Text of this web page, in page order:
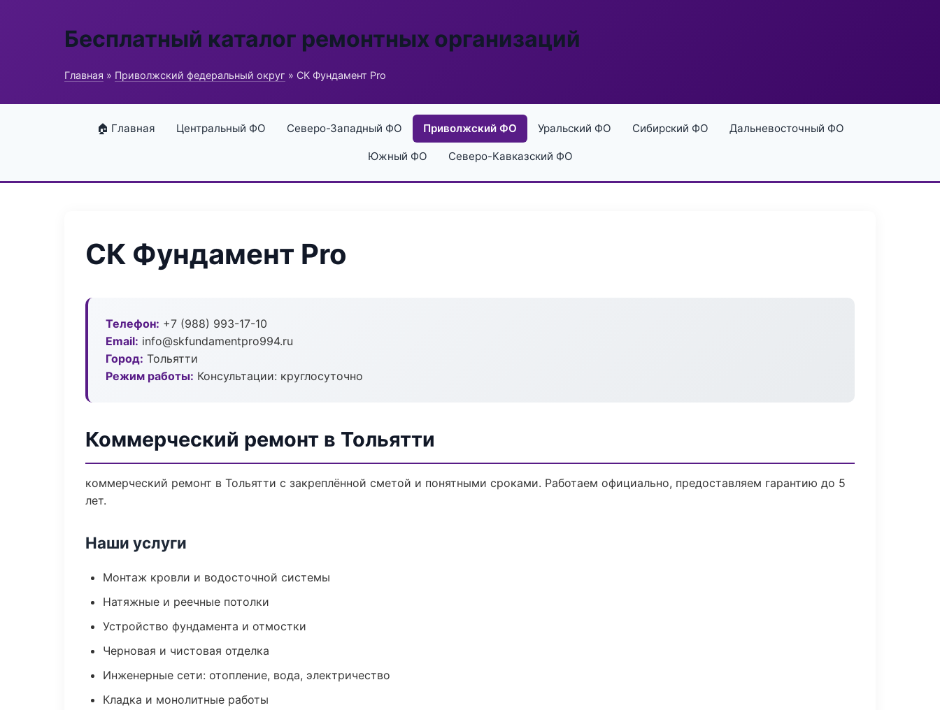
Бесплатный каталог ремонтных организаций
Главная » Приволжский федеральный округ » СК Фундамент Pro
🏠 Главная Центральный ФО Северо-Западный ФО Приволжский ФО Уральский ФО Сибирский ФО Дальневосточный ФО
Южный ФО Северо-Кавказский ФО
СК Фундамент Pro
Телефон: +7 (988) 993-17-10
Email: info@skfundamentpro994.ru
Город: Тольятти
Режим работы: Консультации: круглосуточно
Коммерческий ремонт в Тольятти
коммерческий ремонт в Тольятти с закреплённой сметой и понятными сроками. Работаем официально, предоставляем гарантию до 5
лет.
Наши услуги
Монтаж кровли и водосточной системы
Натяжные и реечные потолки
Устройство фундамента и отмостки
Черновая и чистовая отделка
Инженерные сети: отопление, вода, электричество
Кладка и монолитные работы